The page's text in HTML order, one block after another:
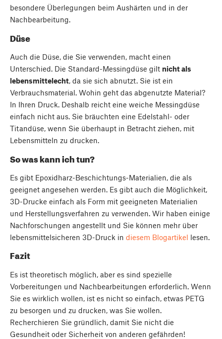
besondere Überlegungen beim Aushärten und in der
Nachbearbeitung.
Düse
Auch die Düse, die Sie verwenden, macht einen
Unterschied. Die Standard-Messingdüse gilt nicht als
lebensmittelecht, da sie sich abnutzt. Sie ist ein
Verbrauchsmaterial. Wohin geht das abgenutzte Material?
In Ihren Druck. Deshalb reicht eine weiche Messingdüse
einfach nicht aus. Sie bräuchten eine Edelstahl- oder
Titandüse, wenn Sie überhaupt in Betracht ziehen, mit
Lebensmitteln zu drucken.
So was kann ich tun?
Es gibt Epoxidharz-Beschichtungs-Materialien, die als
geeignet angesehen werden. Es gibt auch die Möglichkeit,
3D-Drucke einfach als Form mit geeigneten Materialien
und Herstellungsverfahren zu verwenden. Wir haben einige
Nachforschungen angestellt und Sie können mehr über
lebensmittelsicheren 3D-Druck in diesem Blogartikel lesen.
Fazit
Es ist theoretisch möglich, aber es sind spezielle
Vorbereitungen und Nachbearbeitungen erforderlich. Wenn
Sie es wirklich wollen, ist es nicht so einfach, etwas PETG
zu besorgen und zu drucken, was Sie wollen.
Recherchieren Sie gründlich, damit Sie nicht die
Gesundheit oder Sicherheit von anderen gefährden!